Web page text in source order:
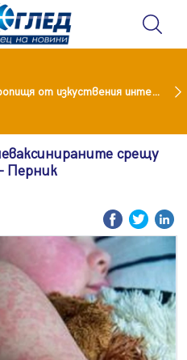
Лияна пропищя от изкуствения интелект
срещу
Перник